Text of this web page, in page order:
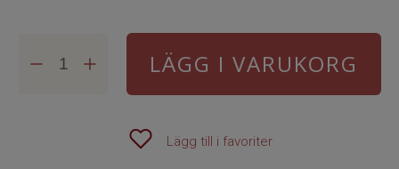
LÄGG I VARUKORG
Lägg till i favoriter